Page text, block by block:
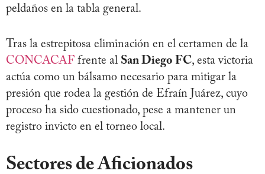
peldaños en la tabla general.
Tras la estrepitosa eliminación en el certamen de la
CONCACAF frente al San Diego FC, esta victoria
actúa como un bálsamo necesario para mitigar la
presión que rodea la gestión de Efraín Juárez, cuyo
proceso ha sido cuestionado, pese a mantener un
registro invicto en el torneo local.
Sectores de Aficionados